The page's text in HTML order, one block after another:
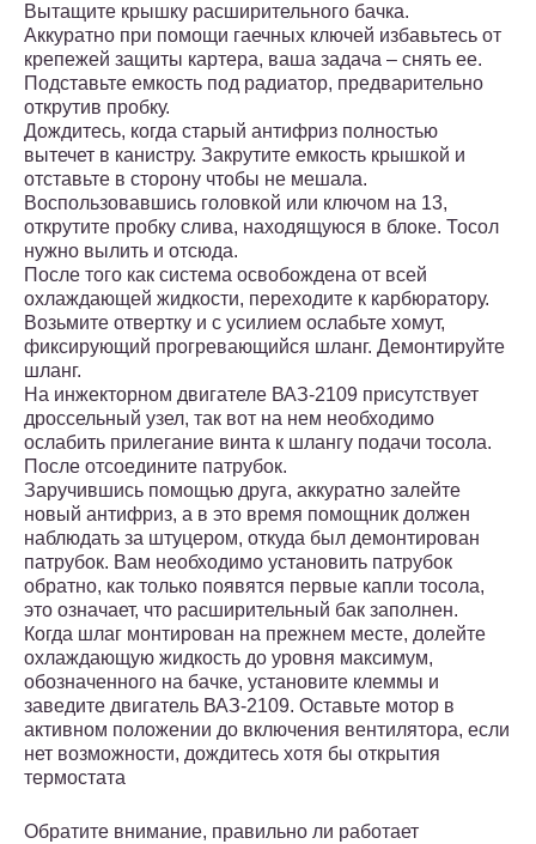
Вытащите крышку расширительного бачка.
Аккуратно при помощи гаечных ключей избавьтесь от
крепежей защиты картера, ваша задача – снять ее.
Подставьте емкость под радиатор, предварительно
открутив пробку.
Дождитесь, когда старый антифриз полностью
вытечет в канистру. Закрутите емкость крышкой и
отставьте в сторону чтобы не мешала.
Воспользовавшись головкой или ключом на 13,
открутите пробку слива, находящуюся в блоке. Тосол
нужно вылить и отсюда.
После того как система освобождена от всей
охлаждающей жидкости, переходите к карбюратору.
Возьмите отвертку и с усилием ослабьте хомут,
фиксирующий прогревающийся шланг. Демонтируйте
шланг.
На инжекторном двигателе ВАЗ-2109 присутствует
дроссельный узел, так вот на нем необходимо
ослабить прилегание винта к шлангу подачи тосола.
После отсоедините патрубок.
Заручившись помощью друга, аккуратно залейте
новый антифриз, а в это время помощник должен
наблюдать за штуцером, откуда был демонтирован
патрубок. Вам необходимо установить патрубок
обратно, как только появятся первые капли тосола,
это означает, что расширительный бак заполнен.
Когда шлаг монтирован на прежнем месте, долейте
охлаждающую жидкость до уровня максимум,
обозначенного на бачке, установите клеммы и
заведите двигатель ВАЗ-2109. Оставьте мотор в
активном положении до включения вентилятора, если
нет возможности, дождитесь хотя бы открытия
термостата
Обратите внимание, правильно ли работает